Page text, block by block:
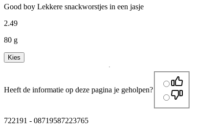
Good boy Lekkere snackworstjes in een jasje
2.49
80 g
Kies
Heeft de informatie op deze pagina je geholpen?
722191 - 08719587223765